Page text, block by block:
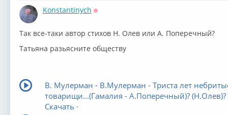
Konstantinych
Так все-таки автор стихов Н. Олев или А. Поперечный?
Татьяна разьясните обществу
В. Мулерман - В.Мулерман - Триста лет
товарищи...(Гамалия - А.Поперечный)? (Н.Олев)?
Скачать ·